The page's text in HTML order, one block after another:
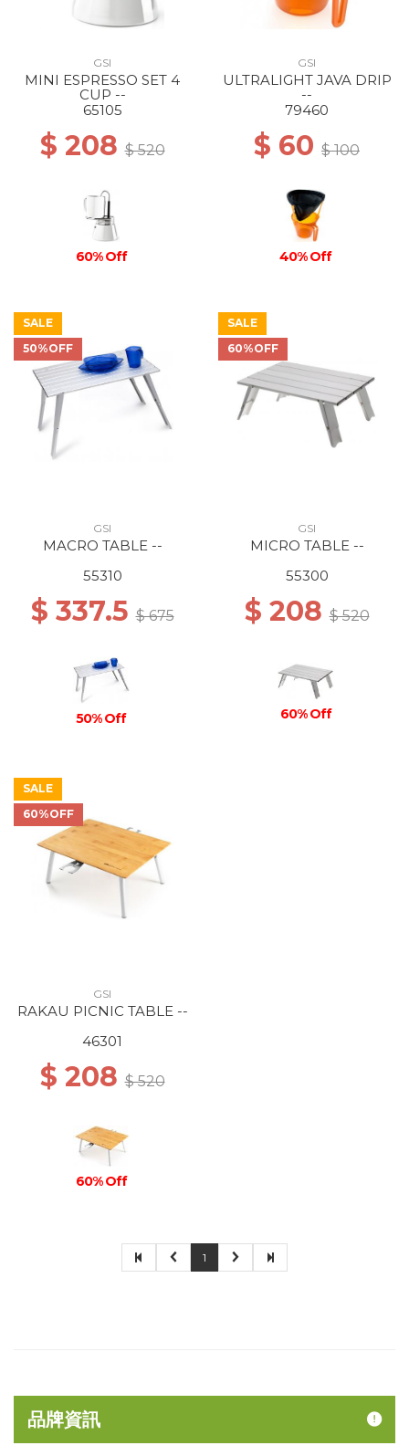
GSI
MINI ESPRESSO SET 4
CUP --
65105
$ 208$ 520
60% Off
GSI
ULTRALIGHT JAVA DRIP
--
79460
$ 60 $ 100
40% Off
SALE
50%OFF
GSI
MACRO TABLE --
55310
$ 337.5$ 675
50% Off
SALE
60%OFF
GSI
MICRO TABLE --
55300
$ 208$ 520
60% Off
SALE
60%OFF
GSI
RAKAU PICNIC TABLE --
46301
$ 208$ 520
60% Off
1
品牌資訊